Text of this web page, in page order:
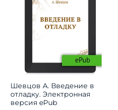
Шевцов А. Введение в
отладку. Электронная
версия ePub